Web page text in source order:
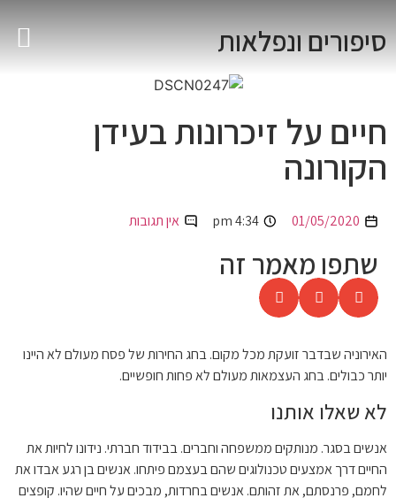
סיפורים ונפלאות
חיים על זיכרונות בעידן
הקורונה
01/05/2020
4:34 pm אין תגובות
שתפו מאמר זה
האירוניה שבדבר זועקת מכל מקום. בחג החירות של פסח מעולם לא היינו
יותר כבולים. בחג העצמאות מעולם לא פחות חופשיים.
לא שאלו אותנו
אנשים בסגר. מנותקים ממשפחה וחברים. בבידוד חברתי. נידונו לחיות את
החיים דרך אמצעים טכנולוגים שהם בעצמם פיתחו. אנשים בן רגע אבדו את
לחמם, פרנסתם, את זהותם. אנשים בחרדות, מבכים על חיים שהיו. קופצים